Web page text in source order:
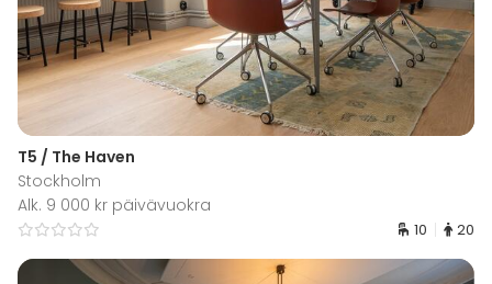
T5 / The Haven
Stockholm
Alk. 9 000 kr päivävuokra
10 20